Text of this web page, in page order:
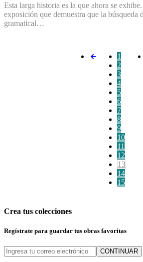
Esta larga historia es la que ahora se
exposición que demuestra que la búsqueda
gramatical…
1
2
3
4
5
6
7
8
9
10
11
12
13
14
15
Crea tus colecciones
Regístrate para guardar tus obras favoritas
CONTINUAR